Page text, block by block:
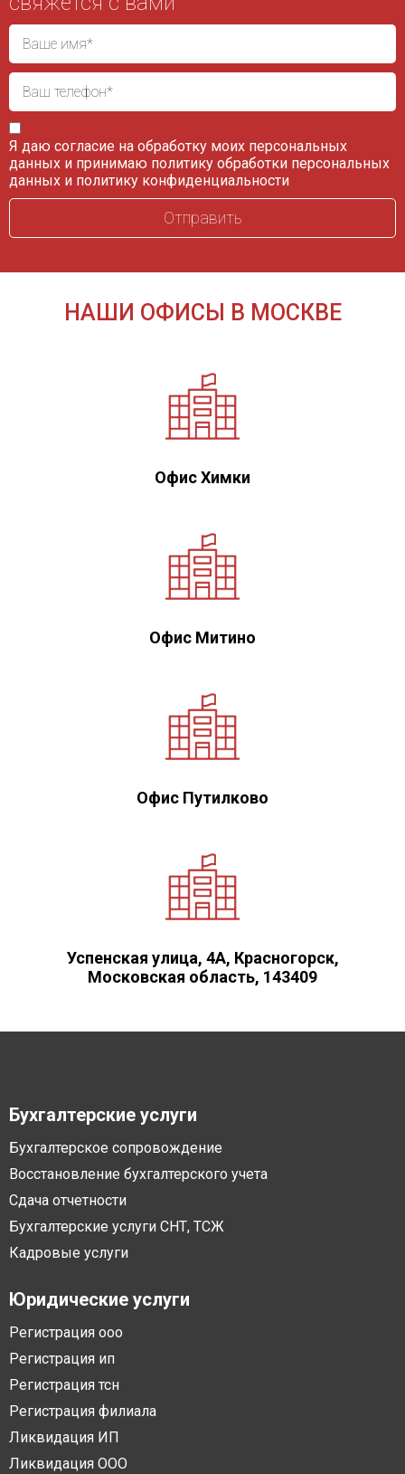
Я даю согласие на обработку моих персональных
данных и принимаю политику обработки персональных
данных и политику конфиденциальности
НАШИ ОФИСЫ В МОСКВЕ
Офис Химки
Офис Митино
Офис Путилково
Успенская улица, 4А, Красногорск,
Московская область, 143409
Бухгалтерские услуги
Бухгалтерское сопровождение
Восстановление бухгалтерского учета
Сдача отчетности
Бухгалтерские услуги СНТ, ТСЖ
Кадровые услуги
Юридические услуги
Регистрация ооо
Регистрация ип
Регистрация тсн
Регистрация филиала
Ликвидация ИП
Ликвидация ООО